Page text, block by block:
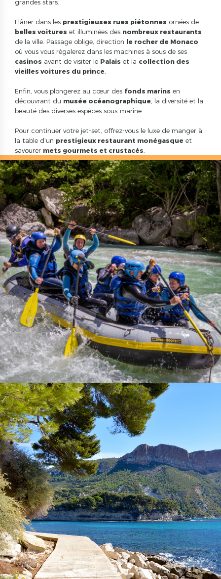
grandes stars.
Flâner dans les prestigieuses rues piétonnes ornées de
belles voitures et illuminées des nombreux restaurants
de la ville. Passage oblige, direction le rocher de Monaco
où vous vous régalerez dans les machines à sous de ses
casinos avant de visiter le Palais et la collection des
vieilles voitures du prince
Enfin, vous plongerez au cœur des fonds marins en
découvrant du musée océanographique , la diversité et la
beauté des diverses espèces sous-marine.
Pour continuer votre jet-set, offrez-vous le luxe de manger à
la table d’un prestigieux restaurant monégasque et
savourer mets gourmets et crustacés